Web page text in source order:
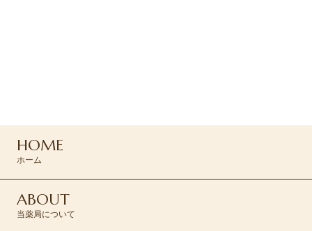
HOME
ホーム
ABOUT
当薬局について